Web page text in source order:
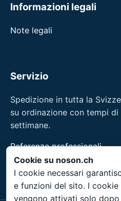
Informazioni legali
Note legali
Servizio
Spedizione in tutta la
su ordinazione con tempi
settimane.
Referenze professionali
noson® e un marchio di
Cookie su noson.ch
I cookie necessari
e funzioni del sito. I
vengono attivati solo dopo